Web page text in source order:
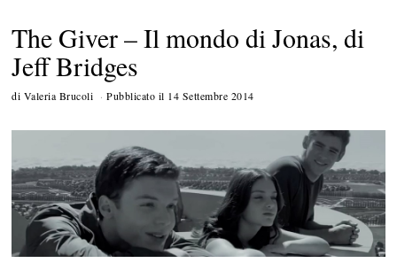
The Giver – Il mondo di Jonas, di
Jeff Bridges
di Valeria Brucoli Pubblicato il 14 Settembre 2014
m
b
r
2
0
1